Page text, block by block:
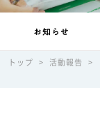
お知らせ
トップ > 活動報告 >